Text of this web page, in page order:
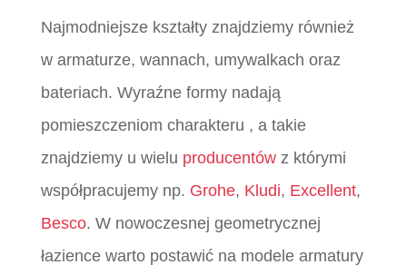
Najmodniejsze kształty znajdziemy również
w armaturze, wannach, umywalkach oraz
bateriach. Wyraźne formy nadają
pomieszczeniom charakteru , a takie
znajdziemy u wielu producentówz którymi
współpracujemy np. Grohe, Kludi, Excellent,
Besco. W nowoczesnej geometrycznej
łazience warto postawić na modele armatury